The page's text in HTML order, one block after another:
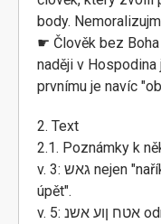
body.
☛ Člověk bez
naději v
prvnímu je navíc
2. Text
2.1. Poznámky k
v. 3: גאש nejen "naříkat", spíš "řvát, kvílet, sténat,
úpět".
v. 5: אטח ןוע אשנ odnést, sejmout vinu, pykat na vinu,